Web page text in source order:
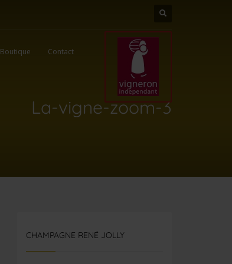
Boutique Contact
La-vigne-zoom-3
CHAMPAGNE RENÉ JOLLY